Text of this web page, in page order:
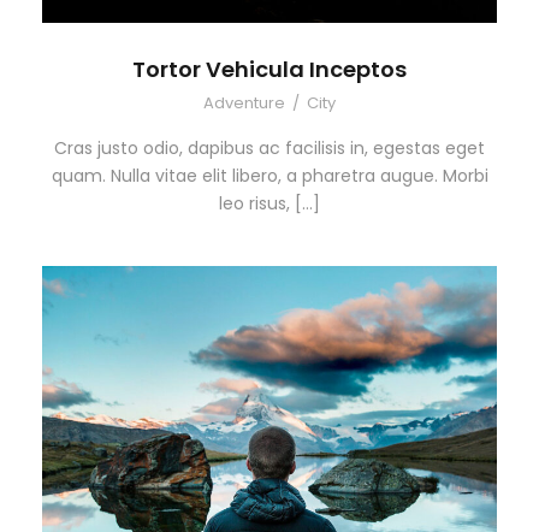
Tortor Vehicula Inceptos
Adventure / City
Cras justo odio, dapibus ac facilisis in, egestas eget
quam. Nulla vitae elit libero, a pharetra augue. Morbi
leo risus, […]